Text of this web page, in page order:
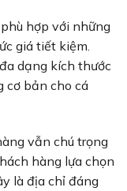
hợp với những
giá tiết kiệm.
dạng kích thước
cơ bản cho cá
vẫn chú trọng
hàng lựa chọn
là địa chỉ đáng